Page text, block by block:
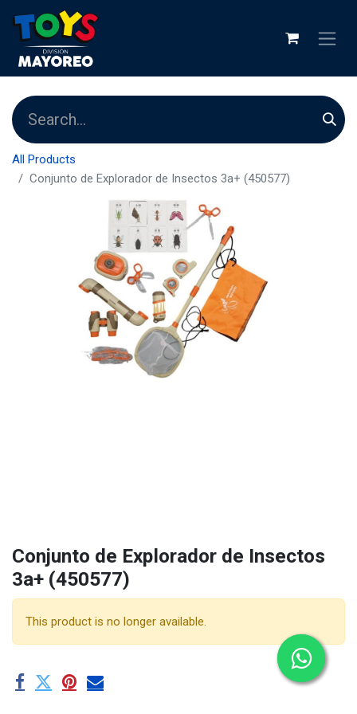
All Products
Conjunto de Explorador de Insectos 3a+ (450577)
Conjunto de Explorador de Insectos
3a+ (450577)
This product is no longer available.